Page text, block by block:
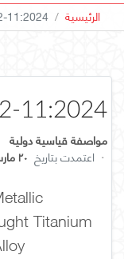
الرئيسية 11:2024
11:2024
مواصفة قياسية دولية
· اعتمدت بتاريخ ٢٠ مارس ٢٠٢٤
Titanium